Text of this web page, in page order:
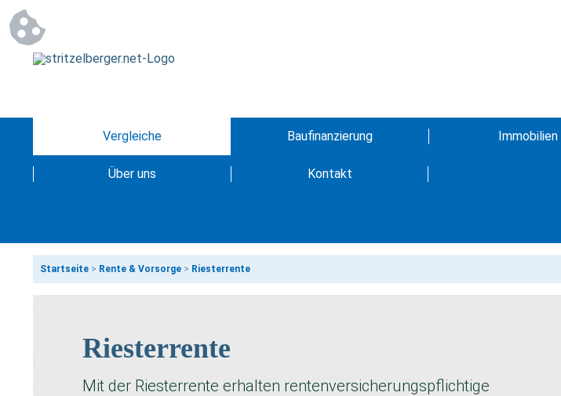
Vergleiche Baufinanzierung Immobilien
Über uns Kontakt
Startseite > Rente & Vorsorge > Riesterrente
Riesterrente
Mit der Riesterrente erhalten rentenversicherungspflichtige